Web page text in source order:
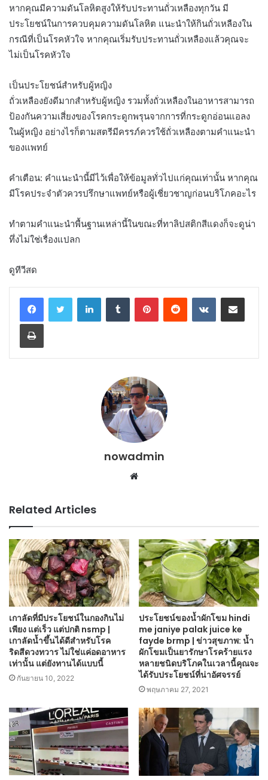
หากคุณมีความดันโลหิตสูงให้รับประทานถั่วเหลืองทุกวัน มี
ประโยชน์ในการควบคุมความดันโลหิต แนะนำให้กินถั่วเหลืองใน
กรณีที่เป็นโรคหัวใจ หากคุณเริ่มรับประทานถั่วเหลืองแล้วคุณจะ
ไม่เป็นโรคหัวใจ
เป็นประโยชน์สำหรับผู้หญิง
ถั่วเหลืองยังดีมากสำหรับผู้หญิง รวมทั้งถั่วเหลืองในอาหารสามารถ
ป้องกันความเสี่ยงของโรคกระดูกพรุนจากการที่กระดูกอ่อนแอลง
ในผู้หญิง อย่างไรก็ตามสตรีมีครรภ์ควรใช้ถั่วเหลืองตามคำแนะนำ
ของแพทย์
คำเตือน: คำแนะนำนี้มีไว้เพื่อให้ข้อมูลทั่วไปแก่คุณเท่านั้น หากคุณ
มีโรคประจำตัวควรปรึกษาแพทย์หรือผู้เชี่ยวชาญก่อนบริโภคอะไร
ทำตามคำแนะนำพื้นฐานเหล่านี้ในขณะที่ทาลิปสติกสีแดงก็จะดูน่า
ทึ่งไม่ใช่เรื่องแปลก
ดูทีวีสด
LinkedInTumblr PinterestReddit VKontakteShare via Email
Print
nowadmin
Website
Related Articles
เกาลัดที่มีประโยชน์ในกองกินไม่
เพียง แต่เร็ว แต่ปกติ nsmp |
เกาลัดน้ำขึ้นได้ดีสำหรับโรค
ริดสีดวงทวาร ไม่ใช่แค่อดอาหาร
เท่านั้น แต่ยังทานได้แบบนี้
กันยายน 10, 2022
ประโยชน์ของน้ำผักโขม hindi
me janiye palak juice ke
fayde brmp | ข่าวสุขภาพ: น้ำ
ผักโขมเป็นยารักษาโรคร้ายแรง
หลายชนิดบริโภคในเวลานี้คุณจะ
ได้รับประโยชน์ที่น่าอัศจรรย์
พฤษภาคม 27, 2021